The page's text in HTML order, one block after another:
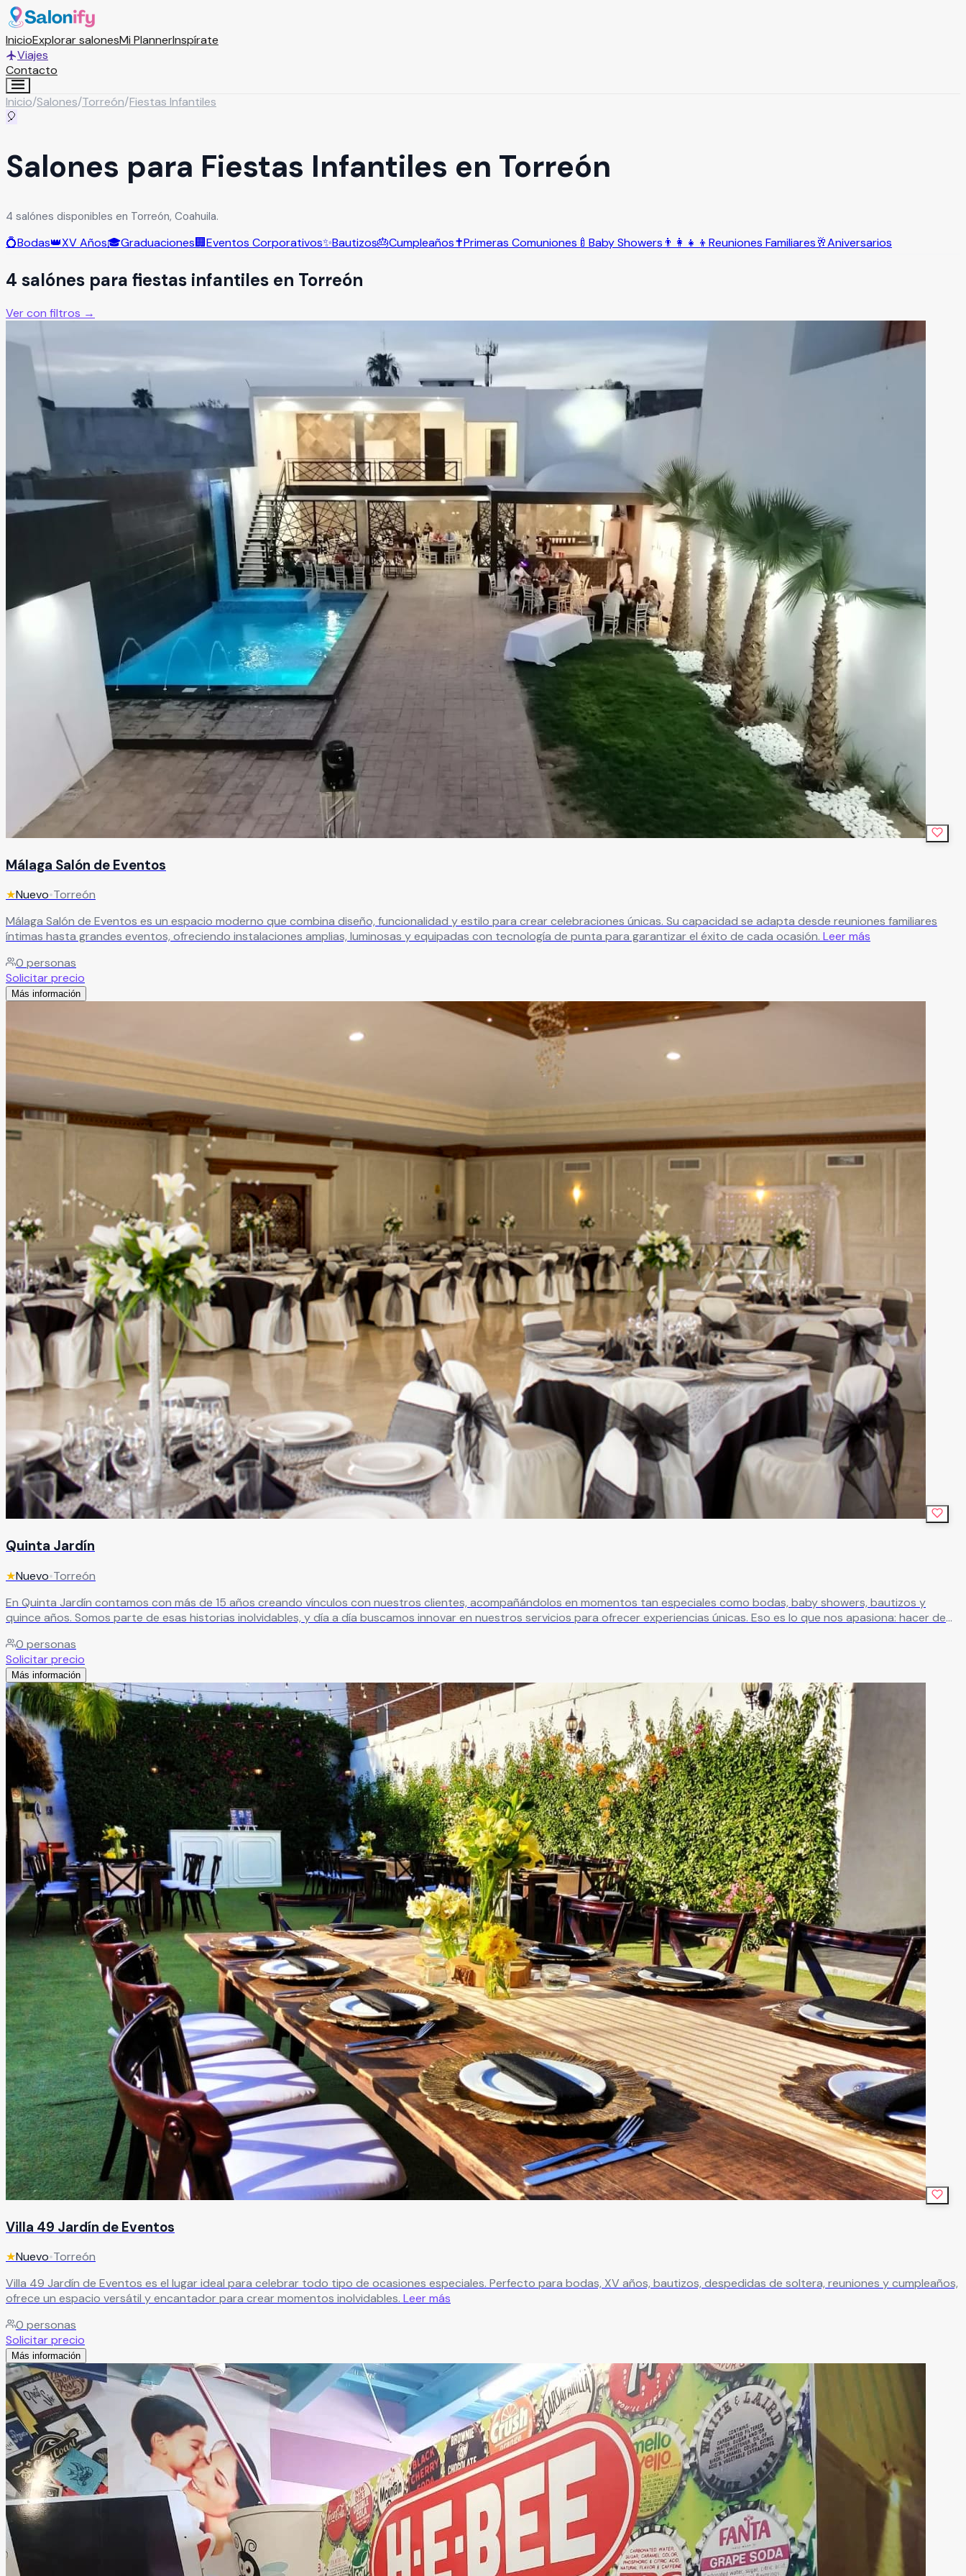
InicioExplorar salonesMi PlannerInspírate
Viajes
Contacto
Inicio/Salones/Torreón/Fiestas Infantiles
🎈
Salones para Fiestas Infantiles en Torreón
4 salónes disponibles en Torreón, Coahuila.
💍Bodas👑XV Años🎓Graduaciones🏢Eventos Corporativos✨Bautizos🎂Cumpleaños✝️Primeras Comuniones 🍼 Baby Showers 👨‍👩‍👧‍👦 Reuniones Familiares🥂Aniversarios
4 salónes para fiestas infantiles en Torreón
Ver con filtros →
Málaga Salón de Eventos
★Nuevo•Torreón
Málaga Salón de Eventos es un espacio moderno que combina diseño, funcionalidad y estilo para crear celebraciones únicas. Su capacidad se adapta desde reuniones familiares
íntimas hasta grandes eventos, ofreciendo instalaciones amplias, luminosas y equipadas con tecnología de punta para garantizar el éxito de cada ocasión. Leer más
0 personas
Solicitar precio
Más información
Quinta Jardín
★Nuevo•Torreón
En Quinta Jardín contamos con más de 15 años creando vínculos con nuestros clientes, acompañándolos en momentos tan especiales como bodas, baby showers, bautizos y
quince años. Somos parte de esas historias inolvidables, y día a día buscamos innovar en nuestros servicios para ofrecer experiencias únicas. Eso es lo que nos apasiona: hacer de
0 personas
Solicitar precio
Más información
Villa 49 Jardín de Eventos
★Nuevo•Torreón
Villa 49 Jardín de Eventos es el lugar ideal para celebrar todo tipo de ocasiones especiales. Perfecto para bodas, XV años, bautizos, despedidas de soltera, reuniones y cumpleaños,
ofrece un espacio versátil y encantador para crear momentos inolvidables. Leer más
0 personas
Solicitar precio
Más información